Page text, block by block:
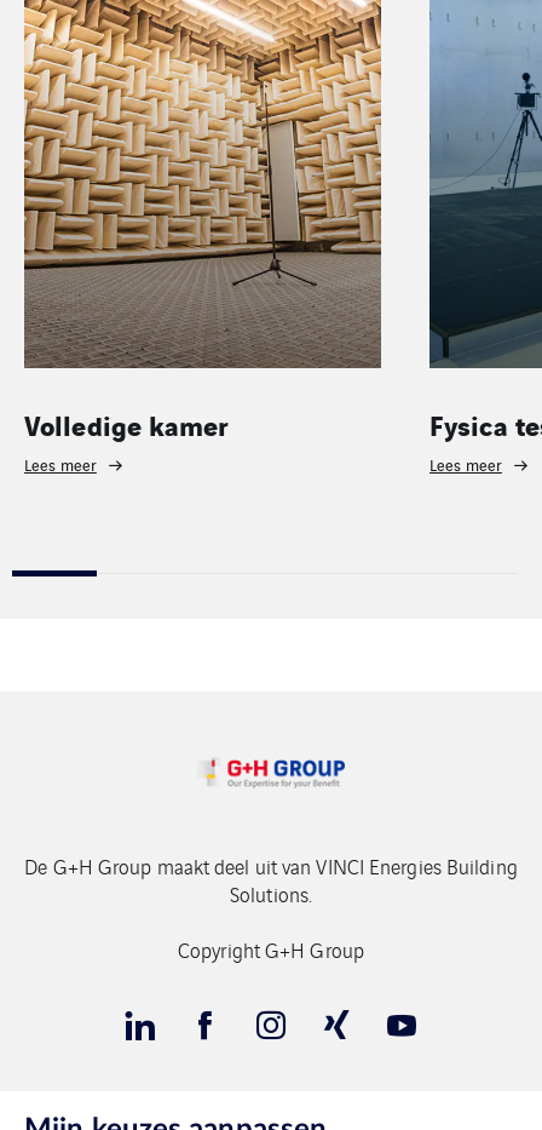
Fysica testbanken bouwen
Lees meer
De G+H Group maakt deel uit van VINCI Energies Building
Solutions.
Copyright G+H Group